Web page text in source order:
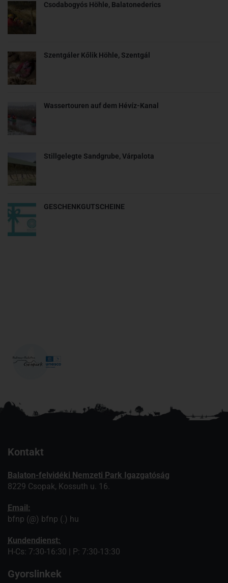
Csodabogyós Höhle, Balatonederics
Szentgáler Kőlik Höhle, Szentgál
Wassertouren auf dem Hévíz-Kanal
Stillgelegte Sandgrube, Várpalota
GESCHENKGUTSCHEINE
Kontakt
Balaton-felvidéki Nemzeti Park Igazgatóság
8229 Csopak, Kossuth u. 16.
Email:
bfnp (@) bfnp (.) hu
Kundendienst:
H-Cs: 7:30-16:30 | P: 7:30-13:30
Gyorslinkek